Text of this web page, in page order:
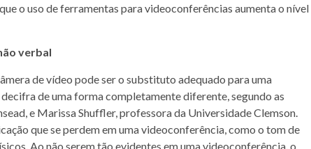
o uso de ferramentas para videoconferências aumenta o nível
verbal
de vídeo pode ser o substituto adequado para uma
de uma forma completamente diferente, segundo as
e Marissa Shuffler, professora da Universidade Clemson.
que se perdem em uma videoconferência, como o tom de
Ao não serem tão evidentes em uma videoconferência, o